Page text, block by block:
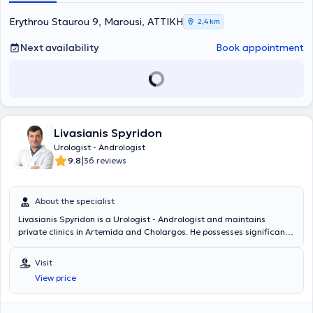
presentations in journals both in Greece and abroad.
Erythrou Staurou 9, Marousi, ΑΤΤΙΚΗ 2,4 km
Next availability Book appointment
Livasianis Spyridon
Urologist - Andrologist
9.8|36 reviews
About the specialist
Livasianis Spyridon is a Urologist - Andrologist and maintains
private clinics in Artemida and Cholargos. He possesses significant
urology, robotic surgery, andrology (premature ejaculation, erectile
dysfunction, surgical penile reconstruction, penile prostheses),
urology (urinary incontinence, testicular diseases, urinary system
tumors, phimosis, urolithiasis, infections, cystoscopy, condylomas,
Visit
View price